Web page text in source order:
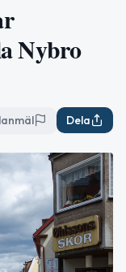
Nybro
Dela